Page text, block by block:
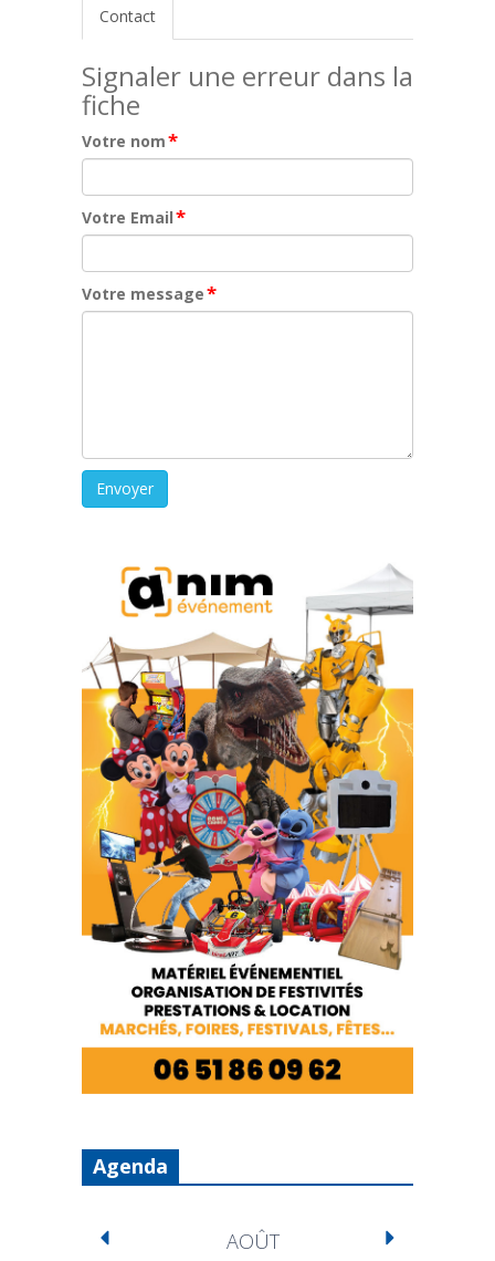
Contact
Signaler une erreur dans la
fiche
Votre nom*
Votre Email*
Votre message*
Agenda
AOÛT